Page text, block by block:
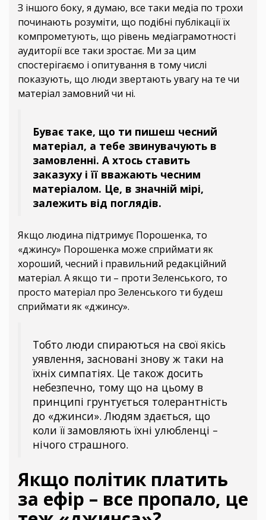
З іншого боку, я думаю, все таки медіа по трохи
починають розуміти, що подібні публікації їх
компрометують, що рівень медіаграмотності
аудиторії все таки зростає. Ми за цим
спостерігаємо і опитування в тому числі
показують, що люди звертають увагу на те чи
матеріал замовний чи ні.
Буває таке, що ти пишеш чесний
матеріал, а тебе звинувачують в
замовленні. А хтось ставить
заказуху і її вважають чесним
матеріалом. Це, в значній мірі,
залежить від поглядів.
Якщо людина підтримує Порошенка, то
«джинсу» Порошенка може сприймати як
хороший, чесний і правильний редакційний
матеріал. А якщо ти – проти Зеленського, то
просто матеріал про Зеленського ти будеш
сприймати як «джинсу».
Тобто люди спираються на свої якісь
уявлення, засновані знову ж таки на
їхніх симпатіях. Це також досить
небезпечно, тому що на цьому в
принципі грунтується толерантність
до «джинси». Людям здається, що
коли її замовляють їхні улюбленці –
нічого страшного.
Якщо політик платить
за ефір – все пропало, це